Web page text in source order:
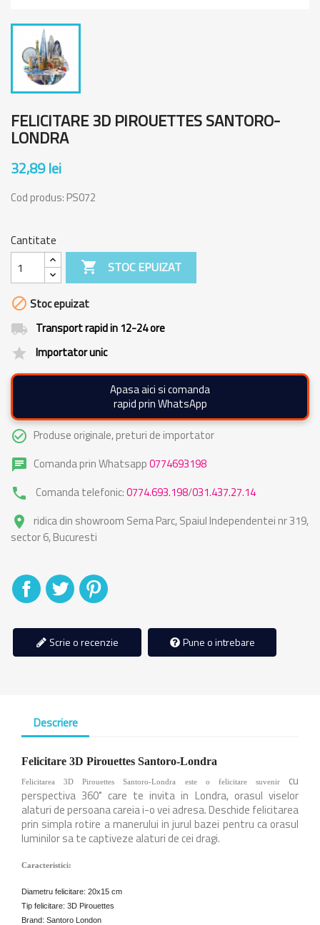
FELICITARE 3D PIROUETTES SANTORO-
LONDRA
32,89 lei
Cod produs: PS072
Cantitate
 STOC EPUIZAT
 Stoc epuizat
local_shipping Transport rapid in 12-24 ore
grade Importator unic
Apasa aici si comanda
rapid prin WhatsApp
check_circle_outline Produse originale, preturi de importator
chat Comanda prin Whatsapp0774693198
phone Comanda telefonic:0774.693.198/031.437.27.14
place
ridica din showroom Sema Parc, Spaiul Independentei nr 319,
sector 6, Bucuresti
DistribuitiTweet
Scrie o recenzie Pune o intrebare
Descriere
Felicitare 3D Pirouettes Santoro-Londra
Felicitarea 3D Pirouettes Santoro-Londra este o felicitare suvenir cu
perspectiva 360˚ care te invita in Londra, orasul viselor
alaturi de persoana careia i-o vei adresa. Deschide felicitarea
prin simpla rotire a manerului in jurul bazei pentru ca orasul
luminilor sa te captiveze alaturi de cei dragi.
Caracteristici:
Diametru felicitare: 20x15 cm
Tip felicitare: 3D Pirouettes
Brand: Santoro London